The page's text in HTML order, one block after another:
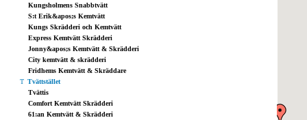
Kungsholmens Snabbtvätt
S:t Erik&apos;s Kemtvätt
Kungs Skrädderi och Kemtvätt
Express Kemtvätt Skrädderi
Jonny&apos;s Kemtvätt & Skrädderi
City kemtvätt & skrädderi
Fridhems Kemtvätt & Skräddare
Tvättstället
Tvättis
Comfort Kemtvätt Skrädderi
61:an Kemtvätt & Skrädderi